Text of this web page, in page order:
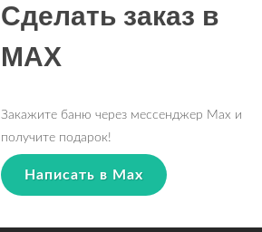
Сделать заказ в
MAX
Закажите баню через мессенджер Max и
получите подарок!
Написать в Max